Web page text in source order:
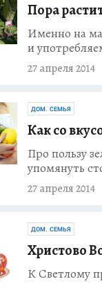
Пора
Именно на
и
27 апреля 2014
ДОМ. СЕМЬЯ
Как со
Про пользу
упомянуть
27 апреля 2014
ДОМ. СЕМЬЯ
Христово
К Светлому